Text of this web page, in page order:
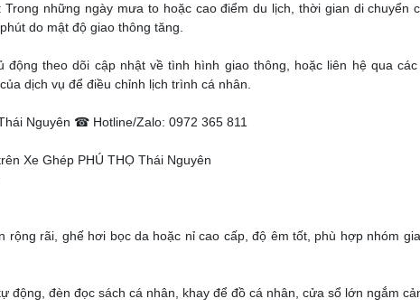
những ngày mưa to hoặc cao điểm du lịch, thời gian di chuyển
do mật độ giao thông tăng.
động theo dõi cập nhật về tình hình giao thông, hoặc liên hệ qua các
dịch vụ để điều chỉnh lịch trình cá nhân.
Nguyên ☎ Hotline/Zalo: 0972 365 811
Xe Ghép PHÚ THỌ Thái Nguyên
rộng rãi, ghế hơi bọc da hoặc nỉ cao cấp, độ êm tốt, phù hợp nhóm
động, đèn đọc sách cá nhân, khay để đồ cá nhân, cửa sổ lớn ngắm